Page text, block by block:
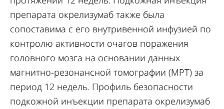
препарата окрелизумаб также была
сопоставима с его внутривенной инфузией по
контролю активности очагов поражения
головного мозга на основании данных
магнитно-резонансной томографии (МРТ) за
период 12 недель. Профиль безопасности
подкожной инъекции препарата окрелизумаб